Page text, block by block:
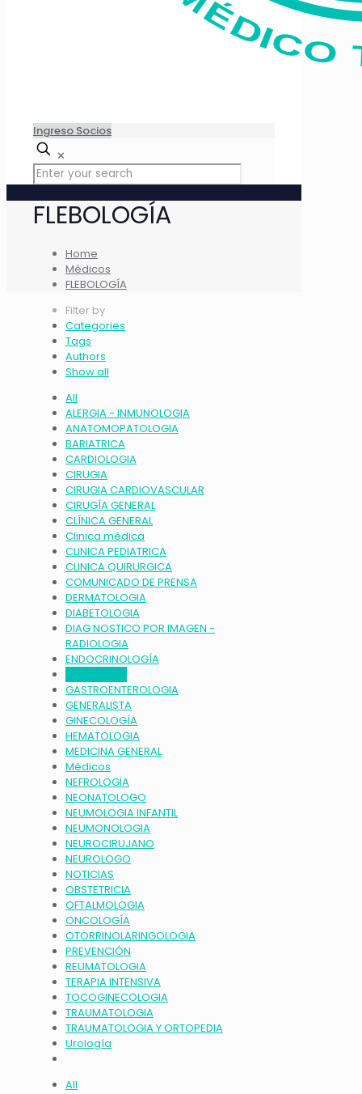
Ingreso Socios
✕
FLEBOLOGÍA
Home
Médicos
FLEBOLOGÍA
Filter by
Categories
Tags
Authors
Show all
All
ALERGIA - INMUNOLOGIA
ANATOMOPATOLOGIA
BARIATRICA
CARDIOLOGIA
CIRUGIA
CIRUGIA CARDIOVASCULAR
CIRUGÍA GENERAL
CLÍNICA GENERAL
Clinica médica
CLINICA PEDIATRICA
CLINICA QUIRURGICA
COMUNICADO DE PRENSA
DERMATOLOGIA
DIABETOLOGIA
DIAG NOSTICO POR IMAGEN -
RADIOLOGIA
ENDOCRINOLOGÍA
GASTROENTEROLOGIA
GENERALISTA
GINECOLOGÍA
HEMATOLOGIA
MEDICINA GENERAL
Médicos
NEFROLOGIA
NEONATOLOGO
NEUMOLOGIA INFANTIL
NEUMONOLOGIA
NEUROCIRUJANO
NEUROLOGO
NOTICIAS
OBSTETRICIA
OFTALMOLOGIA
ONCOLOGÍA
OTORRINOLARINGOLOGIA
PREVENCIÓN
REUMATOLOGIA
TERAPIA INTENSIVA
TOCOGINECOLOGIA
TRAUMATOLOGIA
TRAUMATOLOGIA Y ORTOPEDIA
Urología
All